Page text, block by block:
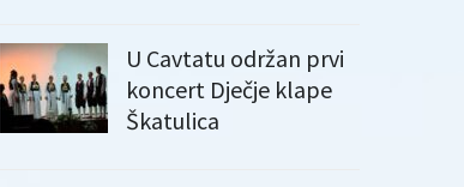
U Cavtatu održan prvi
koncert Dječje klape
Škatulica